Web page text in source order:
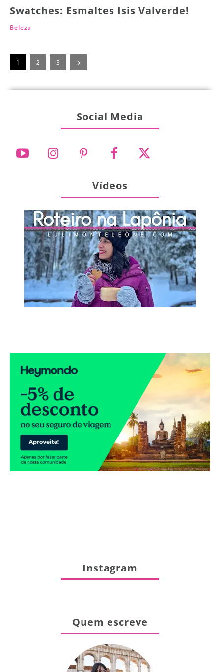
Swatches: Esmaltes Isis Valverde!
Beleza
1 2 3
Social Media
Vídeos
Instagram
Quem escreve